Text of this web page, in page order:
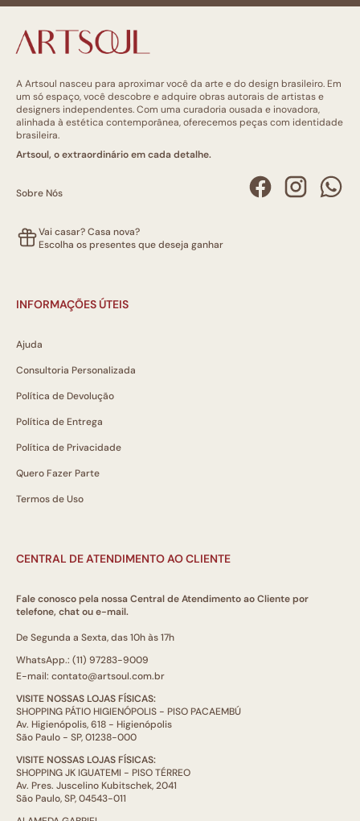
A Artsoul nasceu para aproximar você da arte e do design brasileiro. Em
um só espaço, você descobre e adquire obras autorais de artistas e
designers independentes. Com uma curadoria ousada e inovadora,
alinhada à estética contemporânea, oferecemos peças com identidade
brasileira.
Artsoul, o extraordinário em cada detalhe.
Sobre Nós
Vai casar? Casa nova?
Escolha os presentes que deseja ganhar
INFORMAÇÕES ÚTEIS
Ajuda
Consultoria Personalizada
Política de Devolução
Política de Entrega
Política de Privacidade
Quero Fazer Parte
Termos de Uso
CENTRAL DE ATENDIMENTO AO CLIENTE
Fale conosco pela nossa Central de Atendimento ao Cliente por
telefone, chat ou e-mail.
De Segunda a Sexta, das 10h às 17h
WhatsApp.: (11) 97283-9009
E-mail: contato@artsoul.com.br
VISITE NOSSAS LOJAS FÍSICAS:
SHOPPING PÁTIO HIGIENÓPOLIS - PISO PACAEMBÚ
Av. Higienópolis, 618 - Higienópolis
São Paulo - SP, 01238-000
VISITE NOSSAS LOJAS FÍSICAS:
SHOPPING JK IGUATEMI - PISO TÉRREO
Av. Pres. Juscelino Kubitschek, 2041
São Paulo, SP, 04543-011